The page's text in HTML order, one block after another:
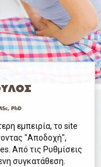
εμπειρία, το site
"Αποδοχή",
Από τις Ρυθμίσεις
συγκατάθεση.